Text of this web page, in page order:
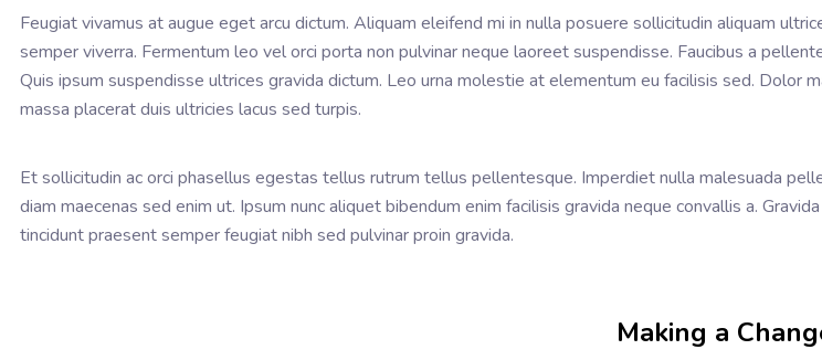
Feugiat vivamus at augue eget arcu dictum. Aliquam eleifend mi in nulla posuere sollicitudin aliquam
semper viverra. Fermentum leo vel orci porta non pulvinar neque laoreet suspendisse. Faucibus a
Quis ipsum suspendisse ultrices gravida dictum. Leo urna molestie at elementum eu facilisis sed. Dolor
massa placerat duis ultricies lacus sed turpis.
Et sollicitudin ac orci phasellus egestas tellus rutrum tellus pellentesque. Imperdiet nulla malesuada
diam maecenas sed enim ut. Ipsum nunc aliquet bibendum enim facilisis gravida neque convallis a.
tincidunt praesent semper feugiat nibh sed pulvinar proin gravida.
Making a